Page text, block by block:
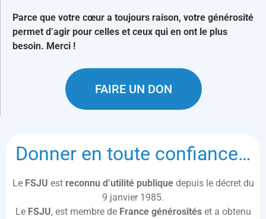
Parce que votre cœur a toujours raison, votre générosité
permet d’agir pour celles et ceux qui en ont le plus
besoin. Merci !
FAIRE UN DON
Donner en toute confiance…
Le FSJU est reconnu d’utilité publique depuis le décret du
9 janvier 1985.
Le FSJU, est membre de France générositéset a obtenu